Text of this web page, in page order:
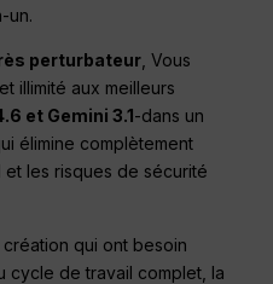
un.
perturbateur , Vous
illimité aux meilleurs
et Gemini 3.1-dans un
élimine complètement
les risques de sécurité
qui ont besoin
de travail complet, la